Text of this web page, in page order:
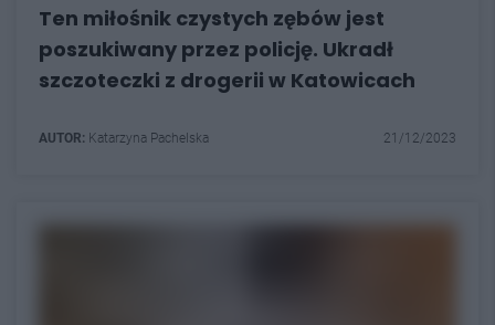
Ten miłośnik czystych zębów jest
poszukiwany przez policję. Ukradł
szczoteczki z drogerii w Katowicach
AUTOR: Katarzyna Pachelska 21/12/2023